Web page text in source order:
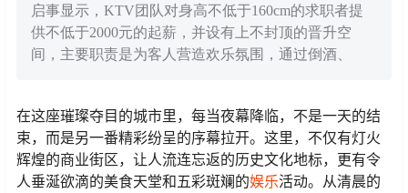
启事显示，KTV团队对身高不低于160cm的求职者提
供不低于2000元的起薪，并设有上不封顶的晋升空
间，主要职责是为客人营造欢乐氛围，通过倒酒、
在这座璀璨夺目的城市里，每当夜幕降临，不是一天的结
束，而是另一番精彩纷呈的序幕拉开。这里，不仅有灯火
辉煌的商业街区，让人流连忘返的历史文化地标，更有令
人垂涎欲滴的美食天堂和五彩斑斓的娱乐活动。从清晨的